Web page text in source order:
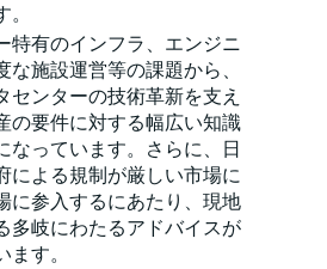
特有のインフラ、エンジニ
な施設運営等の課題から、
センターの技術革新を支え
の要件に対する幅広い知識
なっています。さらに、日
による規制が厳しい市場に
に参入するにあたり、現地
多岐にわたるアドバイスが
す。